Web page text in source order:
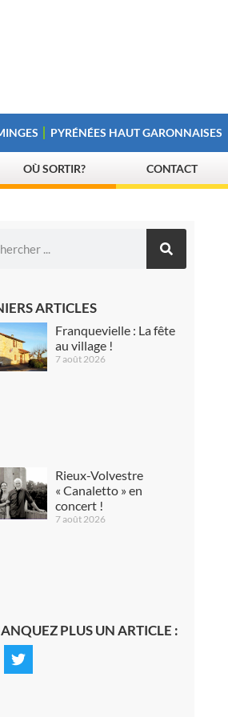
PYRÉNÉES HAUT GARONNAISES
OÙ SORTIR? CONTACT
ARTICLES
Franquevielle : La fête
au village !
7 août 2026
Rieux-Volvestre
« Canaletto » en
concert !
7 août 2026
PLUS UN ARTICLE :